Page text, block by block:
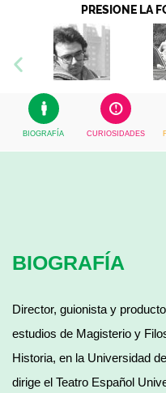
PRESIONE LA
BIOGRAFÍA CURIOSIDADES
BIOGRAFÍA
Director, guionista y
estudios de Magisterio y
Historia, en la Universidad
dirige el Teatro Español